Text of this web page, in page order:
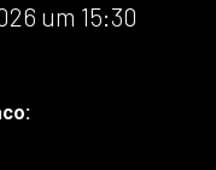
um 15:30